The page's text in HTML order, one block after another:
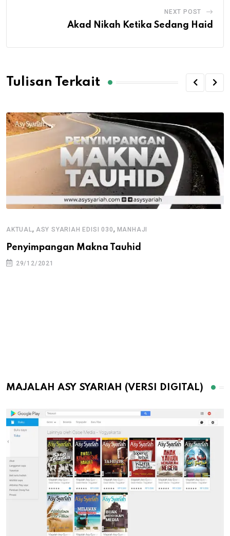
NEXT POST
Akad Nikah Ketika Sedang Haid
Tulisan Terkait
AKTUAL , ASY SYARIAH EDISI 030, MANHAJI
Penyimpangan Makna Tauhid
29/12/2021
MAJALAH ASY SYARIAH (VERSI DIGITAL)